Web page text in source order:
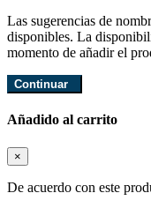
Las sugerencias de
disponibles. La
momento de añadir el
Añadido al carrito
×
De acuerdo con este